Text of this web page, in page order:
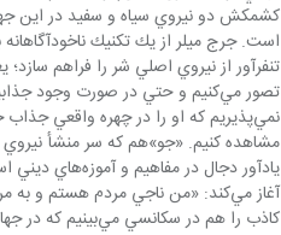
است. جرج ميلر از يك تكنيك
تصور مي‌كنيم و حتي در صورت وجود
نمي‌پذيريم كه او را در چهره واقعي
يادآور دجال
كاذب را هم در سكانسي مي‌بينيم كه در جهان پسا هسته‌اي ثروت اصلي كه همان آب است در اختيار دارد و با منتي